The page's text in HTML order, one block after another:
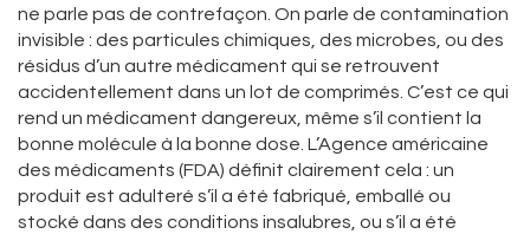
ne parle pas de contrefaçon. On parle de contamination
invisible : des particules chimiques, des microbes, ou des
résidus d’un autre médicament qui se retrouvent
accidentellement dans un lot de comprimés. C’est ce qui
rend un médicament dangereux, même s’il contient la
bonne molécule à la bonne dose. L’Agence américaine
des médicaments (FDA) définit clairement cela : un
produit est adulteré s’il a été fabriqué, emballé ou
stocké dans des conditions insalubres, ou s’il a été